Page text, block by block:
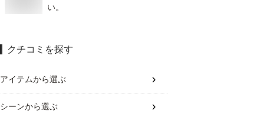
い。
クチコミを探す
アイテムから選ぶ
シーンから選ぶ